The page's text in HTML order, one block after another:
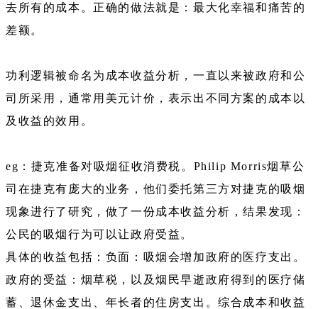
去所有的成本。正确的做法就是：最大化幸福和痛苦的
差额。
功利逻辑被命名为成本收益分析，一直以来被政府和公
司所采用，通常用美元计价，表示出不同方案的成本以
及收益的效用。
eg：捷克准备对吸烟征收消费税。Philip Morris烟草公
司在捷克有庞大的业务，他们委托第三方对捷克的吸烟
现象进行了研究，做了一份成本收益分析，结果发现：
公民的吸烟行为可以让政府受益。
具体的收益包括：负面：吸烟会增加政府的医疗支出。
政府的受益：烟草税，以及烟民早逝政府得到的医疗储
蓄、退休金支出、年长者的住房支出。综合成本和收益